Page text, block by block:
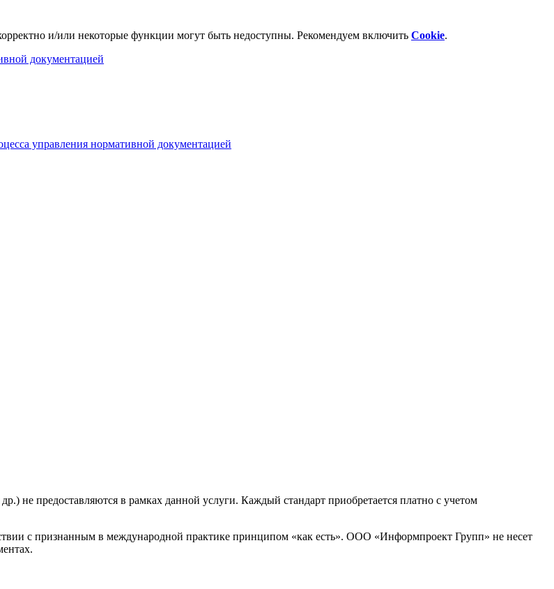
и/или некоторые функции могут быть недоступны. Рекомендуем включить Cookie.
документацией
управления нормативной документацией
предоставляются в рамках данной услуги. Каждый стандарт приобретается платно с учетом
с признанным в международной практике принципом «как есть». ООО «Информпроект Групп» не несет